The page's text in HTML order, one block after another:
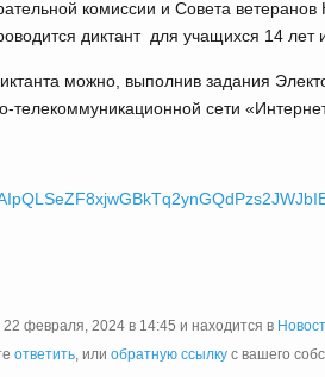
комиссии и Совета ветеранов
диктант для учащихся 14 лет
можно, выполнив задания
сети
февраля, 2024 в 14:45 и находится в
ответить, или обратную ссылку с вашего